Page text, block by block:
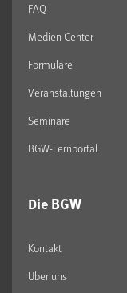
FAQ
Medien-Center
Formulare
Veranstaltungen
Seminare
BGW-Lernportal
Die BGW
Kontakt
Über uns